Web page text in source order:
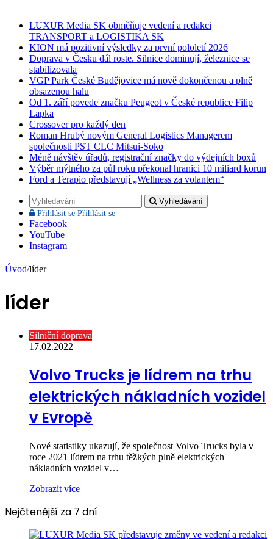
LUXUR Media SK obměňuje vedení a redakci
TRANSPORT a LOGISTIKA SK
KION má pozitivní výsledky za první pololetí 2026
Doprava v Česku dál roste. Silnice dominují, železnice se
stabilizovala
VGP Park České Budějovice má nově dokončenou a plně
obsazenou halu
Od 1. září povede značku Peugeot v České republice Filip
Lapka
Crossover pro každý den
Roman Hrubý novým General Logistics Managerem
společnosti PST CLC Mitsui-Soko
Méně návštěv úřadů, registrační značky do výdejních boxů
Výběr mýtného za půl roku překonal hranici 10 miliard korun
Ford a Terapio představují „Wellness za volantem“
Vyhledávání
Přihlásit se Přihlásit se
Facebook
YouTube
Instagram
Úvod/líder
líder
Silniční doprava
17.02.2022
Volvo Trucks je lídrem na trhu
elektrických nákladních vozidel
v Evropě
Nové statistiky ukazují, že společnost Volvo Trucks byla v
roce 2021 lídrem na trhu těžkých plně elektrických
nákladních vozidel v…
Zobrazit více
Nejčtenější za 7 dní